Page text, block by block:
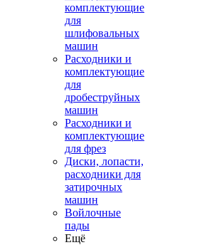
комплектующие
для
шлифовальных
машин
Расходники и
комплектующие
для
дробеструйных
машин
Расходники и
комплектующие
для фрез
Диски, лопасти,
расходники для
затирочных
машин
Войлочные
пады
Ещё